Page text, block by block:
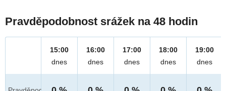
Pravděpodobnost srážek na 48 hodin
15:00
dnes
16:00
dnes
17:00
dnes
18:00
dnes
19:00
dnes